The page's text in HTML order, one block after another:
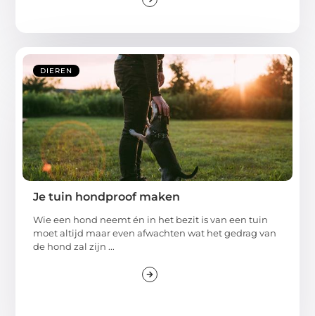
DIEREN
Je tuin hondproof maken
Wie een hond neemt én in het bezit is van een tuin
moet altijd maar even afwachten wat het gedrag van
de hond zal zijn ...